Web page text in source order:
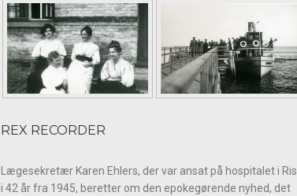
REX RECORDER
Lægesekretær Karen Ehlers, der var ansat på hospitalet i
i 42 år fra 1945, beretter om den epokegørende nyhed, det